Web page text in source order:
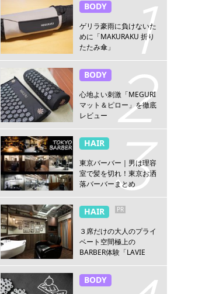
BODY
ゲリラ豪雨に負けないた
めに「MAKURAKU 折り
たたみ傘」
BODY
心地よい刺激「MEGURI
マット＆ピロー」を徹底
レビュー
HAIR
東京バーバー｜男は理容
室で髪を切れ！東京お洒
落バーバーまとめ
HAIR PR
３席だけの大人のプライ
ベート空間極上の
BARBER体験「LAVIE
BARBER HANARE新宿
店」
BODY